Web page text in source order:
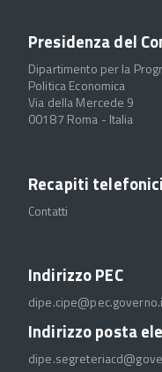
Presidenza del
Dipartimento per la
Politica Economica
Via della Mercede 9
00187 Roma - Italia
Recapiti telefonici
Contatti
Indirizzo PEC
Indirizzo posta